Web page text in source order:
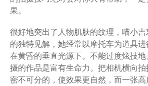
果。
很好地突出了人物肌肤的纹理，喵小
的独特见解，她经常以摩托车为道具
在黄昏的垂直光源下。不能过度炫技
摄的作品是富有生命力。把相机横向
密不可分的，使效果更自然，而一张